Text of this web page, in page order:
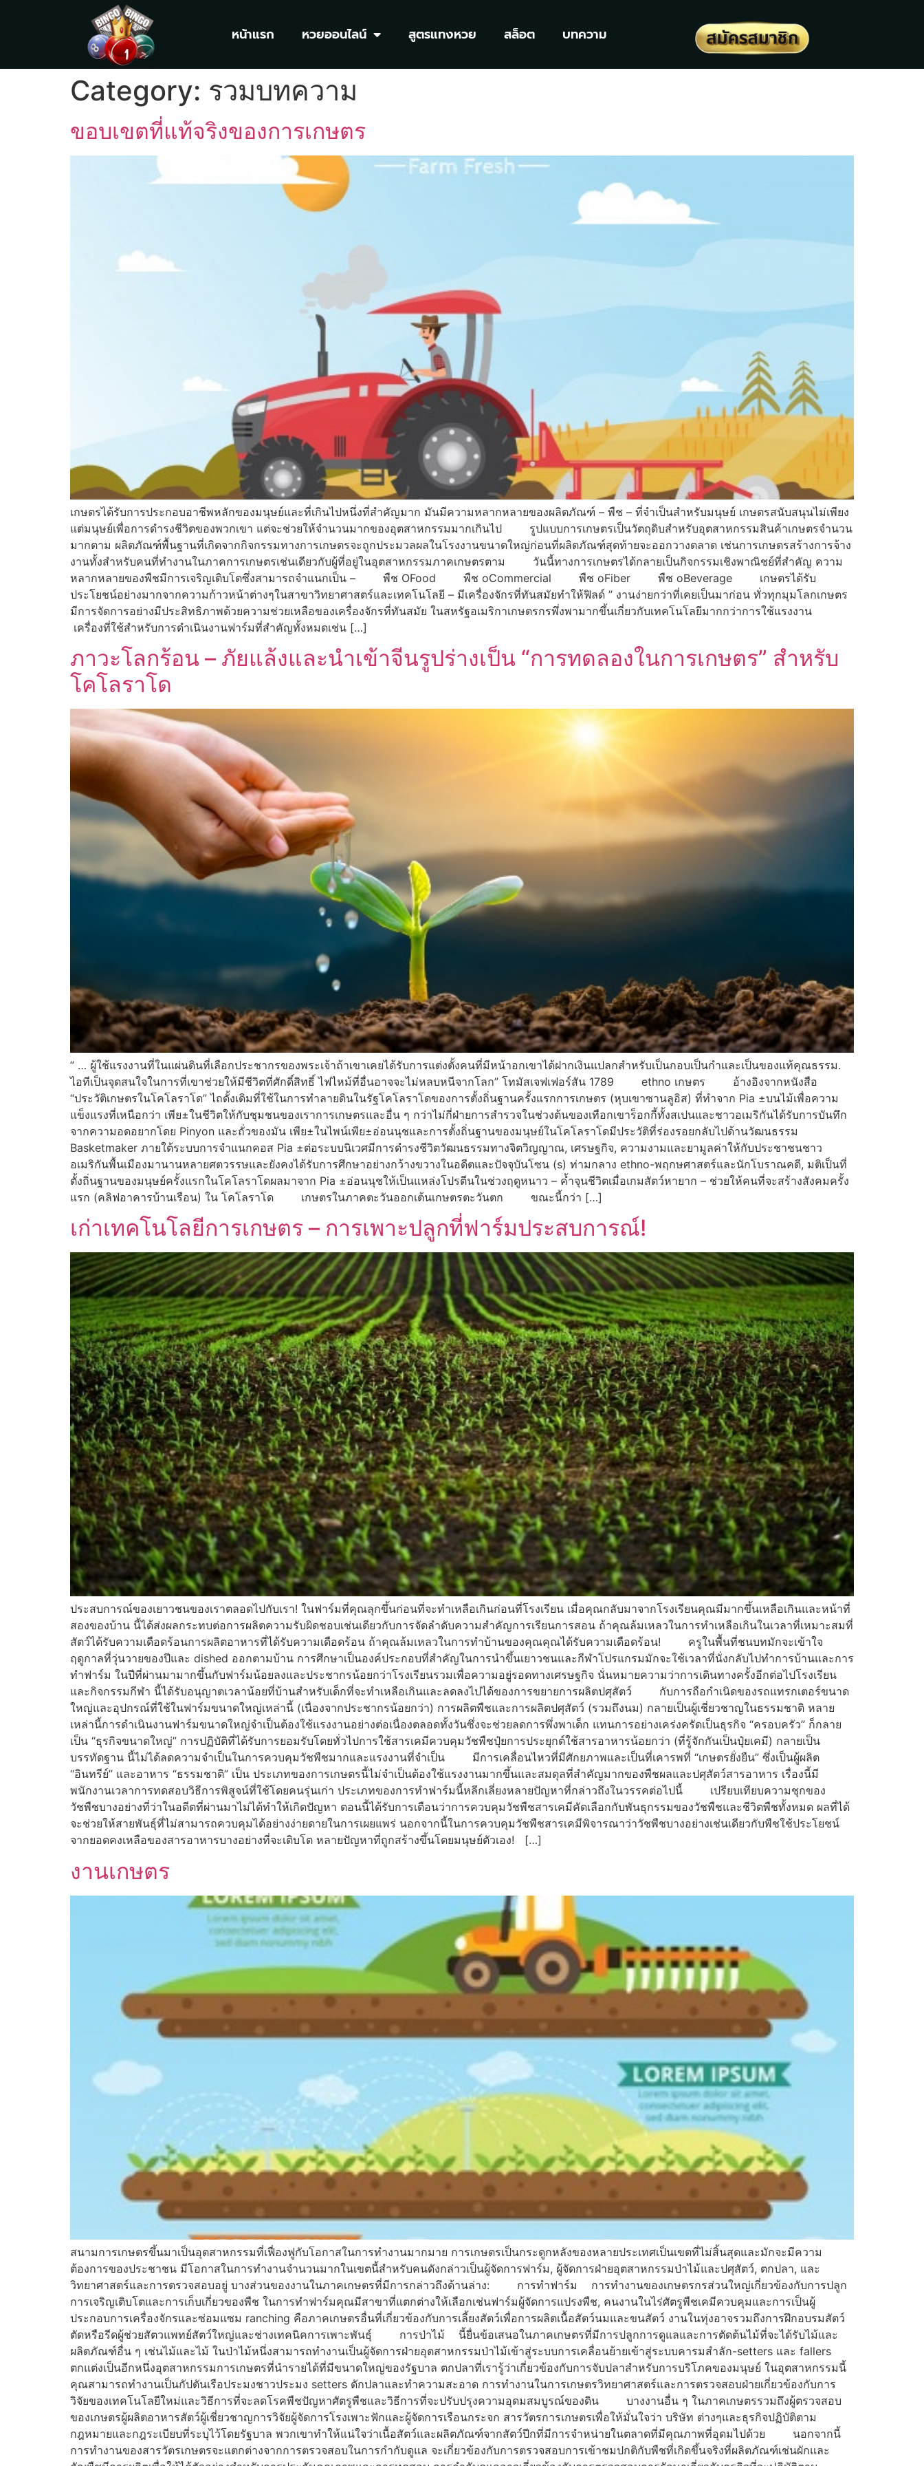
หน้าแรก หวยออนไลน์ สูตรแทงหวย สล็อต บทความ
Category: รวมบทความ
ขอบเขตที่แท้จริงของการเกษตร
เกษตรได้รับการประกอบอาชีพหลักของมนุษย์และที่เกินไปหนึ่งที่สำคัญมาก มันมีความหลากหลายของผลิตภัณฑ์ – พืช – ที่จำเป็นสำหรับมนุษย์ เกษตรสนับสนุนไม่เพียง
แต่มนุษย์เพื่อการดำรงชีวิตของพวกเขา แต่จะช่วยให้จำนวนมากของอุตสาหกรรมมากเกินไป รูปแบบการเกษตรเป็นวัตถุดิบสำหรับอุตสาหกรรมสินค้าเกษตรจำนวน
มากตาม ผลิตภัณฑ์พื้นฐานที่เกิดจากกิจกรรมทางการเกษตรจะถูกประมวลผลในโรงงานขนาดใหญ่ก่อนที่ผลิตภัณฑ์สุดท้ายจะออกวางตลาด เช่นการเกษตรสร้างการจ้าง
งานทั้งสำหรับคนที่ทำงานในภาคการเกษตรเช่นเดียวกับผู้ที่อยู่ในอุตสาหกรรมภาคเกษตรตาม วันนี้ทางการเกษตรได้กลายเป็นกิจกรรมเชิงพาณิชย์ที่สำคัญ ความ
หลากหลายของพืชมีการเจริญเติบโตซึ่งสามารถจำแนกเป็น – พืช OFood พืช oCommercial พืช oFiber พืช oBeverage เกษตรได้รับ
ประโยชน์อย่างมากจากความก้าวหน้าต่างๆในสาขาวิทยาศาสตร์และเทคโนโลยี – มีเครื่องจักรที่ทันสมัยทำให้ฟิลด์ ” งานง่ายกว่าที่เคยเป็นมาก่อน ทั่วทุกมุมโลกเกษตร
มีการจัดการอย่างมีประสิทธิภาพด้วยความช่วยเหลือของเครื่องจักรที่ทันสมัย ในสหรัฐอเมริกาเกษตรกรพึ่งพามากขึ้นเกี่ยวกับเทคโนโลยีมากกว่าการใช้แรงงาน
เครื่องที่ใช้สำหรับการดำเนินงานฟาร์มที่สำคัญทั้งหมดเช่น […]
ภาวะโลกร้อน – ภัยแล้งและนำเข้าจีนรูปร่างเป็น “การทดลองในการเกษตร” สำหรับ
โคโลราโด
” … ผู้ใช้แรงงานที่ในแผ่นดินที่เลือกประชากรของพระเจ้าถ้าเขาเคยได้รับการแต่งตั้งคนที่มีหน้าอกเขาได้ฝากเงินแปลกสำหรับเป็นกอบเป็นกำและเป็นของแท้คุณธรรม.
ไอทีเป็นจุดสนใจในการที่เขาช่วยให้มีชีวิตที่ศักดิ์สิทธิ์ ไฟไหม้ที่อื่นอาจจะไม่หลบหนีจากโลก” โทมัสเจฟเฟอร์สัน 1789 ethno เกษตร อ้างอิงจากหนังสือ
“ประวัติเกษตรในโคโลราโด” ไถดั้งเดิมที่ใช้ในการทำลายดินในรัฐโคโลราโดของการตั้งถิ่นฐานครั้งแรกการเกษตร (หุบเขาซานลูอิส) ที่ทำจาก Pia ±บนไม้เพื่อความ
แข็งแรงที่เหนือกว่า เพีย±ในชีวิตให้กับชุมชนของเราการเกษตรและอื่น ๆ กว่าไม่กี่ฝ่ายการสำรวจในช่วงต้นของเทือกเขาร็อกกี้ทั้งสเปนและชาวอเมริกันได้รับการบันทึก
จากความอดอยากโดย Pinyon และถั่วของมัน เพีย±ในไพน์เพีย±อ่อนนุชและการตั้งถิ่นฐานของมนุษย์ในโคโลราโดมีประวัติที่ร่องรอยกลับไปด้านวัฒนธรรม
Basketmaker ภายใต้ระบบการจำแนกคอส Pia ±ต่อระบบนิเวศมีการดำรงชีวิตวัฒนธรรมทางจิตวิญญาณ, เศรษฐกิจ, ความงามและยามูลค่าให้กับประชาชนชาว
อเมริกันพื้นเมืองมานานหลายศตวรรษและยังคงได้รับการศึกษาอย่างกว้างขวางในอดีตและปัจจุบันโซน (s) ท่ามกลาง ethno-พฤกษศาสตร์และนักโบราณคดี, มติเป็นที่
ตั้งถิ่นฐานของมนุษย์ครั้งแรกในโคโลราโดผลมาจาก Pia ±อ่อนนุชให้เป็นแหล่งโปรตีนในช่วงฤดูหนาว – ค้ำจุนชีวิตเมื่อเกมสัตว์หายาก – ช่วยให้คนที่จะสร้างสังคมครั้ง
แรก (คลิฟอาคารบ้านเรือน) ใน โคโลราโด เกษตรในภาคตะวันออกเต้นเกษตรตะวันตก ขณะนี้กว่า […]
เก่าเทคโนโลยีการเกษตร – การเพาะปลูกที่ฟาร์มประสบการณ์!
ประสบการณ์ของเยาวชนของเราตลอดไปกับเรา! ในฟาร์มที่คุณลุกขึ้นก่อนที่จะทำเหลือเกินก่อนที่โรงเรียน เมื่อคุณกลับมาจากโรงเรียนคุณมีมากขึ้นเหลือเกินและหน้าที่
สองของบ้าน นี้ได้ส่งผลกระทบต่อการผลิตความรับผิดชอบเช่นเดียวกับการจัดลำดับความสำคัญการเรียนการสอน ถ้าคุณล้มเหลวในการทำเหลือเกินในเวลาที่เหมาะสมที่
สัตว์ได้รับความเดือดร้อนการผลิตอาหารที่ได้รับความเดือดร้อน ถ้าคุณล้มเหลวในการทำบ้านของคุณคุณได้รับความเดือดร้อน! ครูในพื้นที่ชนบทมักจะเข้าใจ
ฤดูกาลที่วุ่นวายของปีและ dished ออกตามบ้าน การศึกษาเป็นองค์ประกอบที่สำคัญในการนำขึ้นเยาวชนและกีฬาโปรแกรมมักจะใช้เวลาที่นั่งกลับไปทำการบ้านและการ
ทำฟาร์ม ในปีที่ผ่านมามากขึ้นกับฟาร์มน้อยลงและประชากรน้อยกว่าโรงเรียนรวมเพื่อความอยู่รอดทางเศรษฐกิจ นั่นหมายความว่าการเดินทางครั้งอีกต่อไปโรงเรียน
และกิจกรรมกีฬา นี้ได้รับอนุญาตเวลาน้อยที่บ้านสำหรับเด็กที่จะทำเหลือเกินและลดลงไปได้ของการขยายการผลิตปศุสัตว์ กับการถือกำเนิดของรถแทรกเตอร์ขนาด
ใหญ่และอุปกรณ์ที่ใช้ในฟาร์มขนาดใหญ่เหล่านี้ (เนื่องจากประชากรน้อยกว่า) การผลิตพืชและการผลิตปศุสัตว์ (รวมถึงนม) กลายเป็นผู้เชี่ยวชาญในธรรมชาติ หลาย
เหล่านี้การดำเนินงานฟาร์มขนาดใหญ่จำเป็นต้องใช้แรงงานอย่างต่อเนื่องตลอดทั้งวันซึ่งจะช่วยลดการพึ่งพาเด็ก แทนการอย่างเคร่งครัดเป็นธุรกิจ “ครอบครัว” ก็กลาย
เป็น “ธุรกิจขนาดใหญ่” การปฏิบัติที่ได้รับการยอมรับโดยทั่วไปการใช้สารเคมีควบคุมวัชพืชปุ๋ยการประยุกต์ใช้สารอาหารน้อยกว่า (ที่รู้จักกันเป็นปุ๋ยเคมี) กลายเป็น
บรรทัดฐาน นี้ไม่ได้ลดความจำเป็นในการควบคุมวัชพืชมากและแรงงานที่จำเป็น มีการเคลื่อนไหวที่มีศักยภาพและเป็นที่เคารพที่ “เกษตรยั่งยืน” ซึ่งเป็นผู้ผลิต
“อินทรีย์” และอาหาร “ธรรมชาติ” เป็น ประเภทของการเกษตรนี้ไม่จำเป็นต้องใช้แรงงานมากขึ้นและสมดุลที่สำคัญมากของพืชผลและปศุสัตว์สารอาหาร เรื่องนี้มี
พนักงานเวลาการทดสอบวิธีการพิสูจน์ที่ใช้โดยคนรุ่นเก่า ประเภทของการทำฟาร์มนี้หลีกเลี่ยงหลายปัญหาที่กล่าวถึงในวรรคต่อไปนี้ เปรียบเทียบความชุกของ
วัชพืชบางอย่างที่ว่าในอดีตที่ผ่านมาไม่ได้ทำให้เกิดปัญหา ตอนนี้ได้รับการเตือนว่าการควบคุมวัชพืชสารเคมีคัดเลือกกับพันธุกรรมของวัชพืชและชีวิตพืชทั้งหมด ผลที่ได้
จะช่วยให้สายพันธุ์ที่ไม่สามารถควบคุมได้อย่างง่ายดายในการเผยแพร่ นอกจากนี้ในการควบคุมวัชพืชสารเคมีพิจารณาว่าวัชพืชบางอย่างเช่นเดียวกับพืชใช้ประโยชน์
จากยอดคงเหลือของสารอาหารบางอย่างที่จะเติบโต หลายปัญหาที่ถูกสร้างขึ้นโดยมนุษย์ตัวเอง! […]
งานเกษตร
สนามการเกษตรขึ้นมาเป็นอุตสาหกรรมที่เฟื่องฟูกับโอกาสในการทำงานมากมาย การเกษตรเป็นกระดูกหลังของหลายประเทศเป็นเขตที่ไม่สิ้นสุดและมักจะมีความ
ต้องการของประชาชน มีโอกาสในการทำงานจำนวนมากในเขตนี้สำหรับคนดังกล่าวเป็นผู้จัดการฟาร์ม, ผู้จัดการฝ่ายอุตสาหกรรมป่าไม้และปศุสัตว์, ตกปลา, และ
วิทยาศาสตร์และการตรวจสอบอยู่ บางส่วนของงานในภาคเกษตรที่มีการกล่าวถึงด้านล่าง: การทำฟาร์ม การทำงานของเกษตรกรส่วนใหญ่เกี่ยวข้องกับการปลูก
การเจริญเติบโตและการเก็บเกี่ยวของพืช ในการทำฟาร์มคุณมีสาขาที่แตกต่างให้เลือกเช่นฟาร์มผู้จัดการแปรงพืช, คนงานในไร่ศัตรูพืชเคมีควบคุมและการเป็นผู้
ประกอบการเครื่องจักรและซ่อมแซม ranching คือภาคเกษตรอื่นที่เกี่ยวข้องกับการเลี้ยงสัตว์เพื่อการผลิตเนื้อสัตว์นมและขนสัตว์ งานในทุ่งอาจรวมถึงการฝึกอบรมสัตว์
ตัดหรือรีดผู้ช่วยสัตวแพทย์สัตว์ใหญ่และช่างเทคนิคการเพาะพันธุ์ การป่าไม้ นี้ยื่นข้อเสนอในภาคเกษตรที่มีการปลูกการดูแลและการตัดต้นไม้ที่จะได้รับไม้และ
ผลิตภัณฑ์อื่น ๆ เช่นไม้และไม้ ในป่าไม้หนึ่งสามารถทำงานเป็นผู้จัดการฝ่ายอุตสาหกรรมป่าไม้เข้าสู่ระบบการเคลื่อนย้ายเข้าสู่ระบบคารมสำลัก-setters และ fallers
ตกแต่งเป็นอีกหนึ่งอุตสาหกรรมการเกษตรที่นำรายได้ที่มีขนาดใหญ่ของรัฐบาล ตกปลาที่เรารู้ว่าเกี่ยวข้องกับการจับปลาสำหรับการบริโภคของมนุษย์ ในอุตสาหกรรมนี้
คุณสามารถทำงานเป็นกัปตันเรือประมงชาวประมง setters ดักปลาและทำความสะอาด การทำงานในการเกษตรวิทยาศาสตร์และการตรวจสอบฝ่ายเกี่ยวข้องกับการ
วิจัยของเทคโนโลยีใหม่และวิธีการที่จะลดโรคพืชปัญหาศัตรูพืชและวิธีการที่จะปรับปรุงความอุดมสมบูรณ์ของดิน บางงานอื่น ๆ ในภาคเกษตรรวมถึงผู้ตรวจสอบ
ของเกษตรผู้ผลิตอาหารสัตว์ผู้เชี่ยวชาญการวิจัยผู้จัดการโรงเพาะฟักและผู้จัดการเรือนกระจก สารวัตรการเกษตรเพื่อให้มั่นใจว่า บริษัท ต่างๆและธุรกิจปฏิบัติตาม
กฎหมายและกฎระเบียบที่ระบุไว้โดยรัฐบาล พวกเขาทำให้แน่ใจว่าเนื้อสัตว์และผลิตภัณฑ์จากสัตว์ปีกที่มีการจำหน่ายในตลาดที่มีคุณภาพที่อุดมไปด้วย นอกจากนี้
การทำงานของสารวัตรเกษตรจะแตกต่างจากการตรวจสอบในการกำกับดูแล จะเกี่ยวข้องกับการตรวจสอบการเข้าชมปกติกับพืชที่เกิดขึ้นจริงที่ผลิตภัณฑ์เช่นผักและ